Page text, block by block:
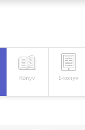
Könyv E-könyv